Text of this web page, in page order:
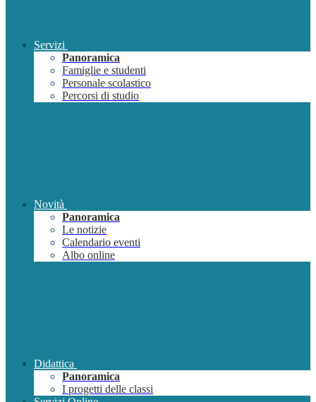
Servizi
Panoramica
Famiglie e studenti
Personale scolastico
Percorsi di studio
Novità
Panoramica
Le notizie
Calendario eventi
Albo online
Didattica
Panoramica
I progetti delle classi